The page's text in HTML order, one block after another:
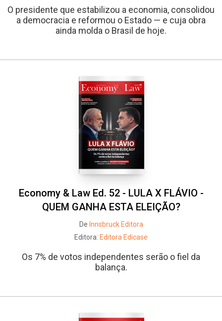
O presidente que estabilizou a economia, consolidou
a democracia e reformou o Estado — e cuja obra
ainda molda o Brasil de hoje.
Economy & Law Ed. 52 - LULA X FLÁVIO -
QUEM GANHA ESTA ELEIÇÃO?
De Innsbruck Editora
Editora: Editora Edicase
Os 7% de votos independentes serão o fiel da
balança.